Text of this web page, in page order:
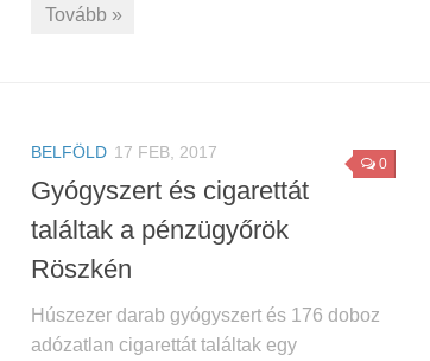
Tovább »
0
BELFÖLD 17 FEB, 2017
Gyógyszert és cigarettát
találtak a pénzügyőrök
Röszkén
Húszezer darab gyógyszert és 176 doboz
adózatlan cigarettát találtak egy